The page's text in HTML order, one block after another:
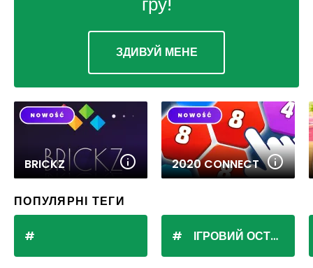
ЗДИВУЙ МЕНЕ
BRICKZ 2020 CONNECT
ПОПУЛЯРНІ ТЕГИ
ІГРОВИЙ ОСТРІВ